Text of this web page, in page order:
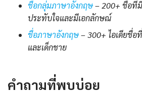
ชื่อกลุ่มภาษาอังกฤษ– 200+ ชื่อที่
ประทับใจและมีเอกลักษณ์
ชื่อภาษาอังกฤษ– 300+ ไอเดียชื่อ
และเด็กชาย
คำถามที่พบบ่อย